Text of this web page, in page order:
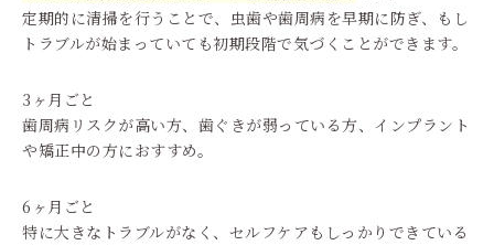
定期的に清掃を行うことで、虫歯や歯周病を早期に防ぎ、もし
トラブルが始まっていても初期段階で気づくことができます。
3ヶ月ごと
歯周病リスクが高い方、歯ぐきが弱っている方、インプラント
や矯正中の方におすすめ。
6ヶ月ごと
特に大きなトラブルがなく、セルフケアもしっかりできている